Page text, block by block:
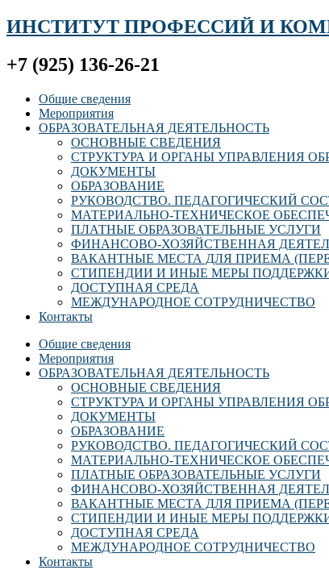
ИНСТИТУТ ПРОФЕССИЙ И
+7 (925) 136-26-21
Общие сведения
Мероприятия
ОБРАЗОВАТЕЛЬНАЯ ДЕЯТЕЛЬНОСТЬ
ОСНОВНЫЕ СВЕДЕНИЯ
СТРУКТУРА И ОРГАНЫ УПРАВЛЕНИЯ
ДОКУМЕНТЫ
ОБРАЗОВАНИЕ
РУКОВОДСТВО. ПЕДАГОГИЧЕСКИЙ
МАТЕРИАЛЬНО-ТЕХНИЧЕСКОЕ
ПЛАТНЫЕ ОБРАЗОВАТЕЛЬНЫЕ УСЛУГИ
ФИНАНСОВО-ХОЗЯЙСТВЕННАЯ
ВАКАНТНЫЕ МЕСТА ДЛЯ ПРИЕМА
СТИПЕНДИИ И ИНЫЕ МЕРЫ
ДОСТУПНАЯ СРЕДА
МЕЖДУНАРОДНОЕ СОТРУДНИЧЕСТВО
Контакты
Общие сведения
Мероприятия
ОБРАЗОВАТЕЛЬНАЯ ДЕЯТЕЛЬНОСТЬ
ОСНОВНЫЕ СВЕДЕНИЯ
СТРУКТУРА И ОРГАНЫ УПРАВЛЕНИЯ
ДОКУМЕНТЫ
ОБРАЗОВАНИЕ
РУКОВОДСТВО. ПЕДАГОГИЧЕСКИЙ
МАТЕРИАЛЬНО-ТЕХНИЧЕСКОЕ
ПЛАТНЫЕ ОБРАЗОВАТЕЛЬНЫЕ УСЛУГИ
ФИНАНСОВО-ХОЗЯЙСТВЕННАЯ
ВАКАНТНЫЕ МЕСТА ДЛЯ ПРИЕМА
СТИПЕНДИИ И ИНЫЕ МЕРЫ
ДОСТУПНАЯ СРЕДА
МЕЖДУНАРОДНОЕ СОТРУДНИЧЕСТВО
Контакты